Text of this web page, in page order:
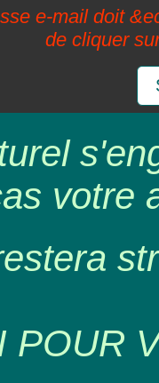
e-mail doit
de cliquer
votre
POUR